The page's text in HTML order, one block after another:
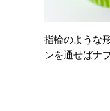
指輪のような
ンを通せばナ